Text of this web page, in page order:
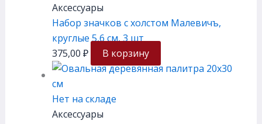
Аксессуары
Набор значков с холстом Малевичъ,
круглые 5,6 см, 3 шт
375,00 ₽ В корзину
Нет на складе
Аксессуары